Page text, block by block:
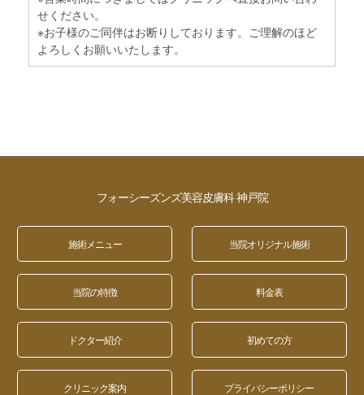
せください。
※お子様のご同伴はお断りしております。ご理解のほど
よろしくお願いいたします。
フォーシーズンズ美容皮膚科 神戸院
施術メニュー 当院オリジナル施術
当院の特徴 料金表
ドクター紹介 初めての方
クリニック案内 プライバシーポリシー